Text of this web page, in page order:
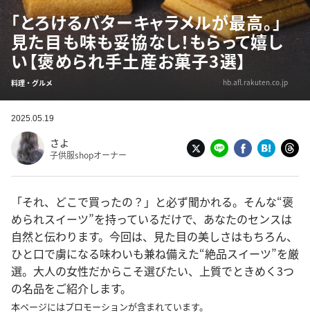
「とろけるバターキャラメルが最高。」
見た目も味も妥協なし！もらって嬉し
い【褒められ手土産お菓子3選】
料理・グルメ hb.afl.rakuten.co.jp
2025.05.19
さよ
子供服shopオーナー
「それ、どこで買ったの？」と必ず聞かれる。そんな“褒
められスイーツ”を持っているだけで、あなたのセンスは
自然と伝わります。今回は、見た目の美しさはもちろん、
ひと口で虜になる味わいも兼ね備えた“絶品スイーツ”を厳
選。大人の女性だからこそ選びたい、上質でときめく3つ
の名品をご紹介します。
本ページにはプロモーションが含まれています。